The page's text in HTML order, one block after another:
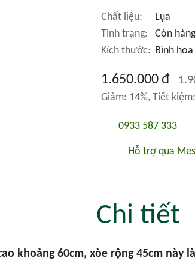
Chất liệu:
Lụa
Tình trạng:
Còn hàng
Kích thước: Bình
1.650.000 đ
Giảm: 14%, Tiết
0933 587 333
Hỗ trợ qua
Chi tiết
khoảng 60cm, xòe rộng 45cm này